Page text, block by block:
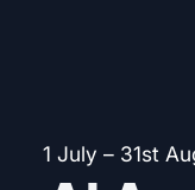
1 July – 31st